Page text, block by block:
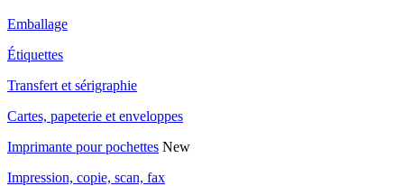
Emballage
Étiquettes
Transfert et sérigraphie
Cartes, papeterie et enveloppes
Imprimante pour pochettes New
Impression, copie, scan, fax